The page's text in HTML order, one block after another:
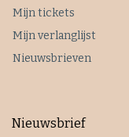
Mijn tickets
Mijn verlanglijst
Nieuwsbrieven
Nieuwsbrief